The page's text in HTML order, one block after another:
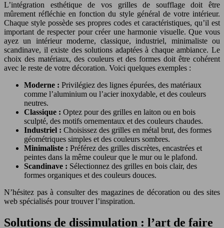
L’intégration esthétique de vos grilles de soufflage doit être
mûrement réfléchie en fonction du style général de votre intérieur.
Chaque style possède ses propres codes et caractéristiques, qu’il est
important de respecter pour créer une harmonie visuelle. Que vous
ayez un intérieur moderne, classique, industriel, minimaliste ou
scandinave, il existe des solutions adaptées à chaque ambiance. Le
choix des matériaux, des couleurs et des formes doit être cohérent
avec le reste de votre décoration. Voici quelques exemples :
Moderne : Privilégiez des lignes épurées, des matériaux
comme l’aluminium ou l’acier inoxydable, et des couleurs
neutres.
Classique : Optez pour des grilles en laiton ou en bois
sculpté, des motifs ornementaux et des couleurs chaudes.
Industriel : Choisissez des grilles en métal brut, des formes
géométriques simples et des couleurs sombres.
Minimaliste : Préférez des grilles discrètes, encastrées et
peintes dans la même couleur que le mur ou le plafond.
Scandinave : Sélectionnez des grilles en bois clair, des
formes organiques et des couleurs douces.
N’hésitez pas à consulter des magazines de décoration ou des sites
web spécialisés pour trouver l’inspiration.
Solutions de dissimulation : l’art de faire